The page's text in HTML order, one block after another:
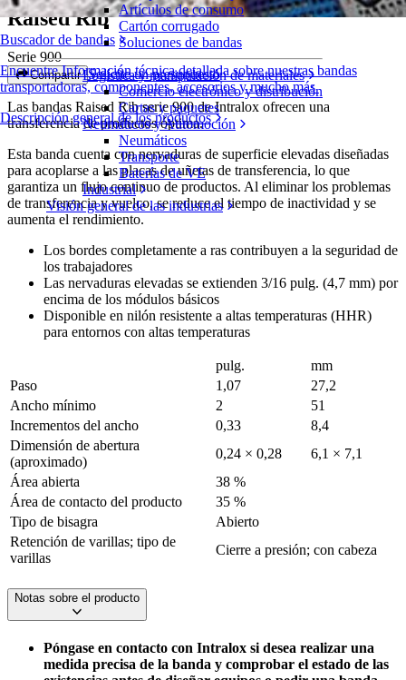
Buscador de bandas
Encuentre Información técnica detallada sobre nuestras bandas
transportadoras, componentes, accesorios y mucho más
Descripción general de los productos
Artículos de consumo
Cartón corrugado
Soluciones de bandas
Logística y manipulación de materiales
Comercio electrónico y distribución
Cartas y paquetes
Neumáticos y Automoción
Neumáticos
Transporte
Baterías de VE
Industrial
Visión general de las industrias
Raised Rib
Serie 900
Compartir Solicite un presupuesto
Las bandas Raised Rib serie 900 de Intralox ofrecen una
transferencia de productos óptima.
Esta banda cuenta con nervaduras de superficie elevadas diseñadas
para acoplarse a las placas de uñetas de transferencia, lo que
garantiza un flujo continuo de productos. Al eliminar los problemas
de transferencia y vuelco, se reduce el tiempo de inactividad y se
aumenta el rendimiento.
Los bordes completamente a ras contribuyen a la seguridad de
los trabajadores
Las nervaduras elevadas se extienden 3/16 pulg. (4,7 mm) por
encima de los módulos básicos
Disponible en nilón resistente a altas temperaturas (HHR)
para entornos con altas temperaturas
pulg.
mm
Paso
1,07
27,2
Ancho mínimo
2
51
Incrementos del ancho
0,33
8,4
Dimensión de abertura
(aproximado)
0,24 × 0,28
6,1 × 7,1
Área abierta
38 %
Área de contacto del producto
35 %
Tipo de bisagra
Abierto
Retención de varillas; tipo de
varillas
Cierre a presión; con cabeza
Notas sobre el producto
Póngase en contacto con Intralox si desea realizar una
medida precisa de la banda y comprobar el estado de las